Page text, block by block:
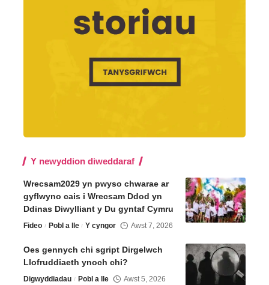
Y newyddion diweddaraf
Wrecsam2029 yn pwyso chwarae ar
gyflwyno cais i Wrecsam Ddod yn
Ddinas Diwylliant y Du gyntaf Cymru
Fideo Pobl a lle Y cyngor Awst 7, 2026
Oes gennych chi sgript Dirgelwch
Llofruddiaeth ynoch chi?
Digwyddiadau Pobl a lle Awst 5, 2026